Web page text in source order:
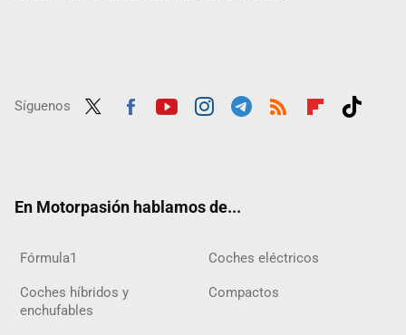
Síguenos
En Motorpasión hablamos de...
Fórmula1 Coches eléctricos
Coches híbridos y
enchufables
Compactos